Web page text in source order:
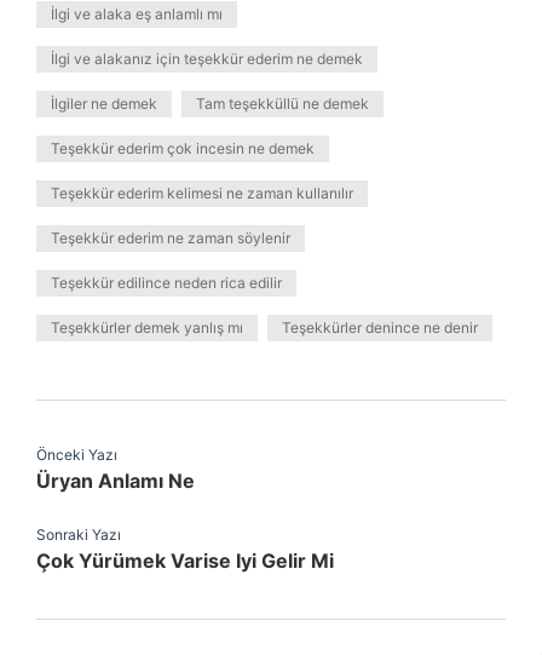
İlgi ve alaka eş anlamlı mı
İlgi ve alakanız için teşekkür ederim ne demek
İlgiler ne demek Tam teşekküllü ne demek
Teşekkür ederim çok incesin ne demek
Teşekkür ederim kelimesi ne zaman kullanılır
Teşekkür ederim ne zaman söylenir
Teşekkür edilince neden rica edilir
Teşekkürler demek yanlış mı Teşekkürler denince ne denir
Önceki Yazı
Üryan Anlamı Ne
Sonraki Yazı
Çok Yürümek Varise Iyi Gelir Mi